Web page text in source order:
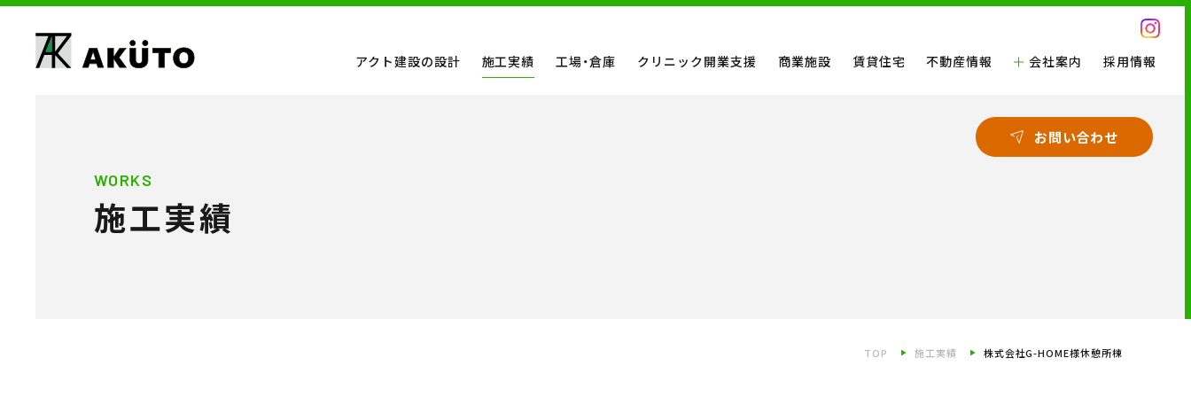
お問い合わせ
アクト建設の設計 施工実績 工場・倉庫 クリニック開業支援 商業施設 賃貸住宅 不動産情報 会社案内 採用情報
WORKS
施工実績
TOP 施工実績 株式会社G-HOME様休憩所棟